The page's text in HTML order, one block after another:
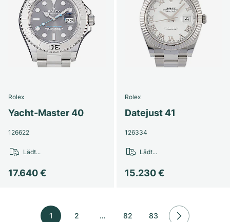
Rolex
Yacht-Master 40
126622
17.640 €
Lädt...
Rolex
Datejust 41
126334
15.230 €
Lädt...
1 2 … 82 83